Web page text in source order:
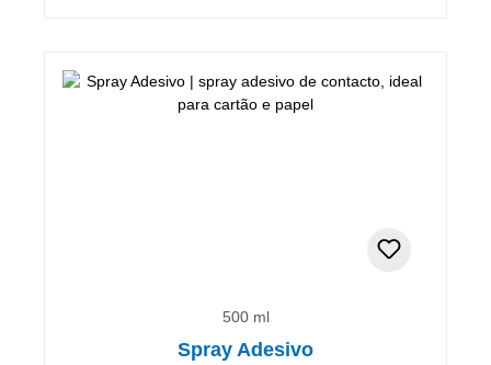
500 ml
Spray Adesivo